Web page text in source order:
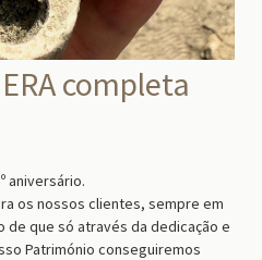
completa
aniversário.
os nossos clientes, sempre em
de que só através da dedicação e
Património conseguiremos